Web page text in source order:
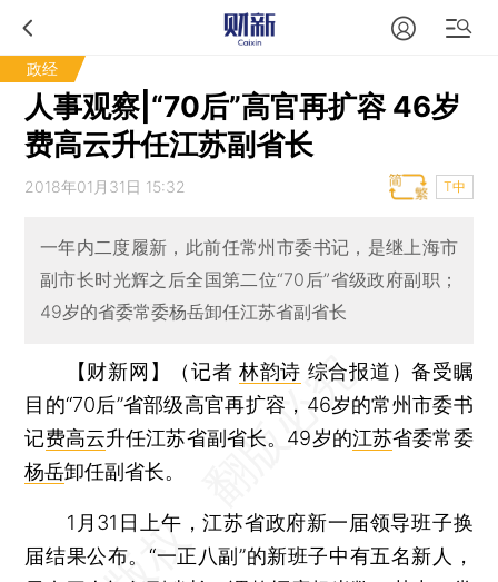
政经
人事观察|“70后”高官再扩容 46岁
费高云升任江苏副省长
2018年01月31日 15:32 T中
一年内二度履新，此前任常州市委书记，是继上海市
副市长时光辉之后全国第二位“70后”省级政府副职；
49岁的省委常委杨岳卸任江苏省副省长
【财新网】（记者林韵诗 综合报道）备受瞩
目的“70后”省部级高官再扩容，46岁的常州市委书
记费高云升任江苏省副省长。49岁的江苏省委常委
杨岳卸任副省长。
1月31日上午，江苏省政府新一届领导班子换
届结果公布。“一正八副”的新班子中有五名新人，